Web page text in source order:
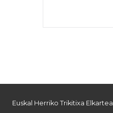
Euskal Herriko Trikitixa Elkartea